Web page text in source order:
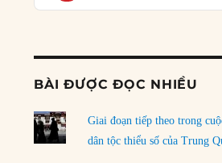
04/08/2026
Ngoại trưởng Nhật Bản?
Dương
03/08/2026
BÀI ĐƯỢC ĐỌC NHIỀU
Giai đoạn tiếp theo trong
dân tộc thiểu số của Trung